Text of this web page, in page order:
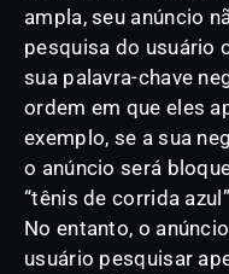
ampla, seu anúncio
pesquisa do usuário
sua palavra-chave
ordem em que eles
exemplo, se a sua
o anúncio será
“tênis de corrida
No entanto, o
usuário pesquisar